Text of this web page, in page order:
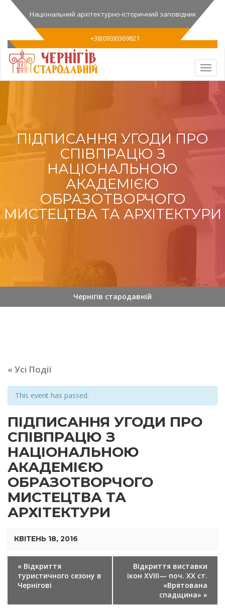
Національний архітектурно-історичний заповідник
+38(093)0369821
ПІДПИСАННЯ УГОДИ ПРО
СПІВПРАЦЮ З
НАЦІОНАЛЬНОЮ
АКАДЕМІЄЮ
ОБРАЗОТВОРЧОГО
МИСТЕЦТВА ТА АРХІТЕКТУРИ
Чернігів стародавній
« Усі Події
This event has passed.
ПІДПИСАННЯ УГОДИ ПРО
СПІВПРАЦЮ З
НАЦІОНАЛЬНОЮ
АКАДЕМІЄЮ
ОБРАЗОТВОРЧОГО
МИСТЕЦТВА ТА
АРХІТЕКТУРИ
КВІТЕНЬ 18, 2016
ПОДІЯ
NAVIGATION
« Відкриття
туристичного сезону в
Чернігові
Відкриття виставки
ікон XVIII— поч. ХХ ст.
«Врятована
спадщина» »